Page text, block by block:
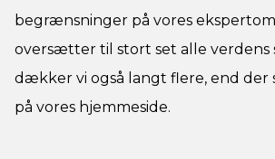
begrænsninger på vores
oversætter til stort set alle verdens
dækker vi også langt flere, end der
på vores hjemmeside.